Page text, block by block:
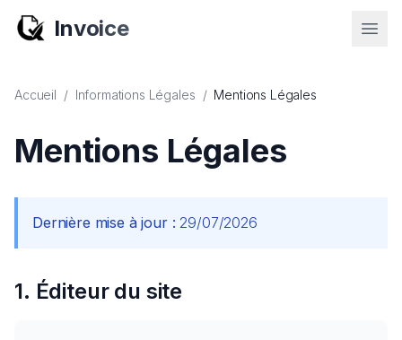
Invoice
Accueil / Informations Légales / Mentions Légales
Mentions Légales
Dernière mise à jour : 29/07/2026
1. Éditeur du site